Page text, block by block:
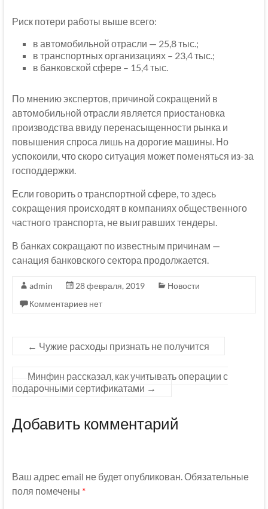
Риск потери работы выше всего:
в автомобильной отрасли — 25,8 тыс.;
в транспортных организациях – 23,4 тыс.;
в банковской сфере – 15,4 тыс.
По мнению экспертов, причиной сокращений в
автомобильной отрасли является приостановка
производства ввиду перенасыщенности рынка и
повышения спроса лишь на дорогие машины. Но
успокоили, что скоро ситуация может поменяться из-за
господдержки.
Если говорить о транспортной сфере, то здесь
сокращения происходят в компаниях общественного
частного транспорта, не выигравших тендеры.
В банках сокращают по известным причинам —
санация банковского сектора продолжается.
admin 28 февраля, 2019
Новости
Комментариев нет
← Чужие расходы признать не получится
Минфин рассказал, как учитывать операции с
подарочными сертификатами →
Добавить комментарий
Ваш адрес email не будет опубликован. Обязательные
поля помечены *